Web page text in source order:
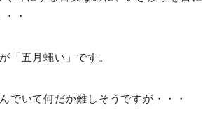
・
「五月蠅い」です。
でいて何だか難しそうですが・・・